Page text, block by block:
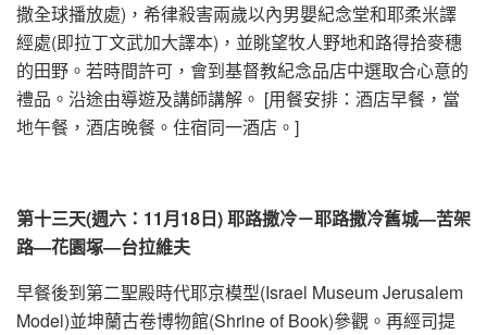
撒全球播放處)，希律殺害兩歲以內男嬰紀念堂和耶柔米譯
經處(即拉丁文武加大譯本)，並眺望牧人野地和路得拾麥穗
的田野。若時間許可，會到基督教紀念品店中選取合心意的
禮品。沿途由導遊及講師講解。 [用餐安排：酒店早餐，當
地午餐，酒店晚餐。住宿同一酒店。]
第十三天(週六：11月18日) 耶路撒冷－耶路撒冷舊城—苦架
路—花園塚—台拉維夫
早餐後到第二聖殿時代耶京模型(Israel Museum Jerusalem
Model)並坤蘭古卷博物館(Shrine of Book)參觀。再經司提